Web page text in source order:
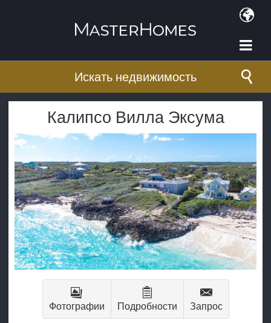
Искать недвижимость
Калипсо Вилла Эксума
Фотографии Подробности Запрос